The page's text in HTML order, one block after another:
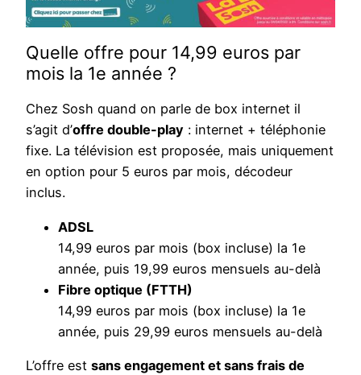
Quelle offre pour 14,99 euros par
mois la 1e année ?
Chez Sosh quand on parle de box internet il
s’agit d’offre double-play : internet + téléphonie
fixe. La télévision est proposée, mais uniquement
en option pour 5 euros par mois, décodeur
inclus.
ADSL
14,99 euros par mois (box incluse) la 1e
année, puis 19,99 euros mensuels au-delà
Fibre optique (FTTH)
14,99 euros par mois (box incluse) la 1e
année, puis 29,99 euros mensuels au-delà
L’offre est sans engagement et sans frais de